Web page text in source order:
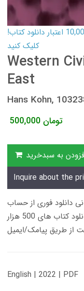
کارت اعتباری کتاب دانلود با 10,000,000 اعتبار دانلود کتاب!
کلیک کنید
Western
East
Hans Kohn,
500,000 تومان
به سبدخرید
Inquire about the
های 600 هزار تومانی دانلود فوری از حساب
کاربری می باشد، و زمان تحویل لینک دانلود کتاب های 500 هزار
English | 2022 | PDF